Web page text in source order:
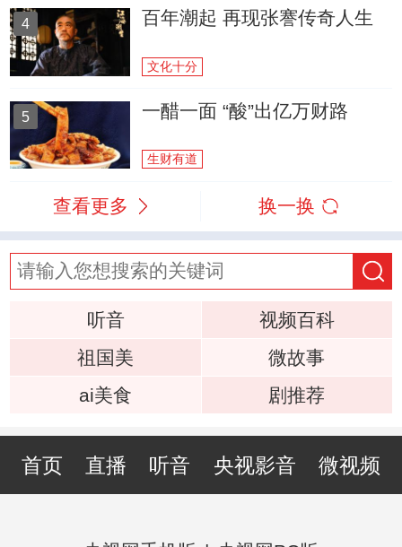
4 百年潮起 再现张謇传奇人生
文化十分
5 一醋一面 “酸”出亿万财路
生财有道
查看更多 换一换
听音
视频百科
祖国美
微故事
ai美食
剧推荐
首页 直播 听音 央视影音 微视频